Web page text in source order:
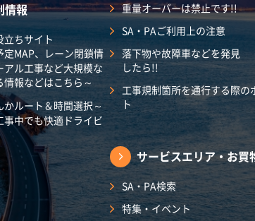
情報
立ちサイト
定MAP、レーン閉鎖情
アル工事など大規模な
報などはこちら～
ルート＆時間選択～
事中でも快適ドライビ
重量オーバーは禁止です!!
SA・PAご利用上の注意
落下物や故障車などを発見
したら!!
工事規制箇所を通行する際の
ト
サービスエリア・お買
SA・PA検索
特集・イベント